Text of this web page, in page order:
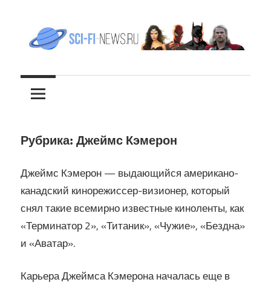
содержимому
sci-
fi-
news.ru
новости
фантастики
Рубрика: Джеймс Кэмерон
Джеймс Кэмерон — выдающийся американо-
канадский кинорежиссер-визионер, который
снял такие всемирно известные киноленты, как
«Терминатор 2», «Титаник», «Чужие», «Бездна»
и «Аватар».
Карьера Джеймса Кэмерона началась еще в